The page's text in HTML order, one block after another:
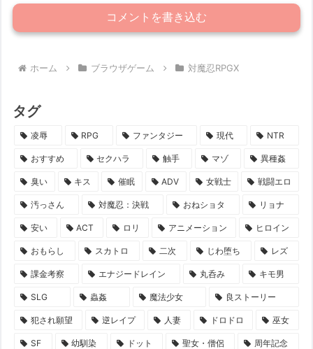
コメントを書き込む
ホーム ブラウザゲーム 対魔忍RPGX
タグ
凌辱 RPG ファンタジー 現代 NTR
おすすめ セクハラ 触手 マゾ 異種姦
臭い キス 催眠 ADV 女戦士 戦闘エロ
汚っさん 対魔忍：決戦 おねショタ リョナ
安い ACT ロリ アニメーション ヒロイン
おもらし スカトロ 二次 じわ堕ち レズ
課金考察 エナジードレイン 丸呑み キモ男
SLG 蟲姦 魔法少女 良ストーリー
犯され願望 逆レイプ 人妻 ドロドロ 巫女
SF 幼馴染 ドット 聖女・僧侶 周年記念